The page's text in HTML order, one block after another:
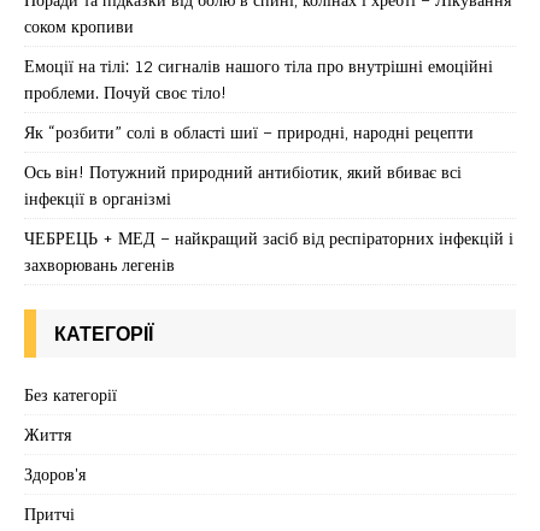
соком кропиви
Емоції на тілі: 12 сигналів нашого тіла про внутрішні емоційні
проблеми. Почуй своє тіло!
Як “розбити” солі в області шиї – природні, народні рецепти
Ось він! Потужний природний антибіотик, який вбиває всі
інфекції в організмі
ЧЕБРЕЦЬ + МЕД – найкращий засіб від респіраторних інфекцій і
захворювань легенів
КАТЕГОРІЇ
Без категорії
Життя
Здоров'я
Притчі